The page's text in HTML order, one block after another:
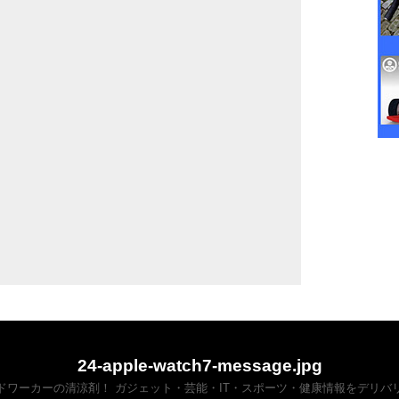
24-apple-watch7-message.jpg
ワーカーの清涼剤！ ガジェット・芸能・IT・スポーツ・健康情報をデリバ